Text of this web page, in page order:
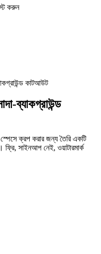
করুন
কাটআউট
ব্যাকগ্রাউন্ড
ক্রপ করার জন্য তৈরি একটি
ফ্রি, সাইনআপ নেই, ওয়াটারমার্ক